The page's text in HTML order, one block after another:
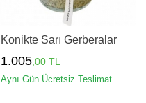
Konikte Sarı Gerberalar
1.005 ,00 TL
Aynı Gün Ücretsiz Teslimat